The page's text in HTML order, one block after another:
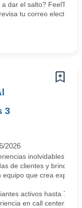
dar el salto?
tu correo
3
2026
inolvidables.
de clientes y brindar
que crea
activos hasta 7
en call center.